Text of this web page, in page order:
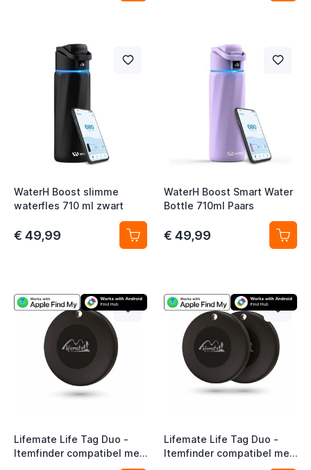
WaterH Boost slimme
waterfles 710 ml zwart
€ 49,99
WaterH Boost Smart Water
Bottle 710ml Paars
€ 49,99
Lifemate Life Tag Duo -
Itemfinder compatibel met
Lifemate Life Tag Duo -
Itemfinder compatibel met